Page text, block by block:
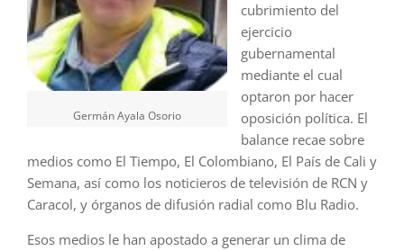
Germán Ayala Osorio
cubrimiento del
ejercicio
gubernamental
mediante el cual
optaron por hacer
oposición política. El
balance recae sobre
medios como El Tiempo, El Colombiano, El País de Cali y
Semana, así como los noticieros de televisión de RCN y
Caracol, y órganos de difusión radial como Blu Radio.
Esos medios le han apostado a generar un clima de